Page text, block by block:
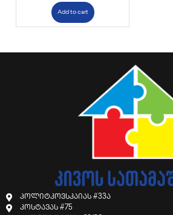
Add to cart
პოლიტკოვსკაიას #33ა
კოსტავას #75